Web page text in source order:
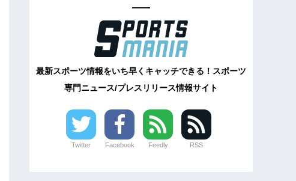
最新スポーツ情報をいち早くキャッチできる！スポーツ
専門ニュース/プレスリリース情報サイト
Twitter Facebook Feedly RSS